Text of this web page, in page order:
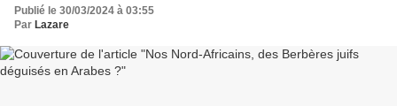
Publié le 30/03/2024 à 03:55
Par Lazare